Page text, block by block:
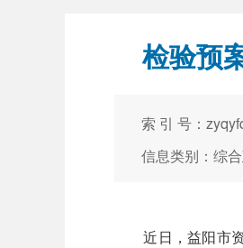
检验预
索 引 号：
信息类别：综
近日，益阳市资